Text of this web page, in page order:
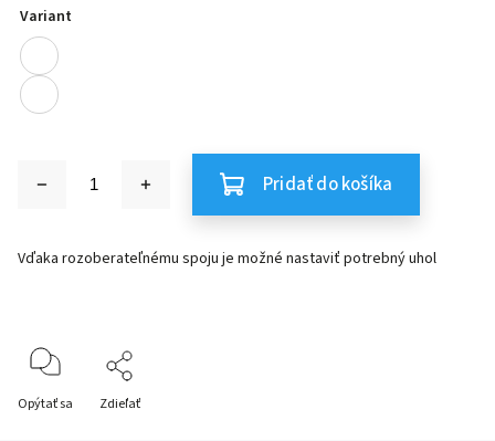
Variant
Pridať do košíka
Vďaka rozoberateľnému spoju je možné nastaviť potrebný uhol
Opýtať sa Zdieľať